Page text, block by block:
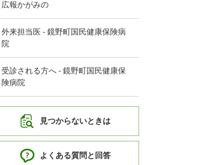
広報かがみの
外来担当医 - 鏡野町国民健康保険病
院
受診される方へ - 鏡野町国民健康保
険病院
見つからないときは
よくある質問と回答